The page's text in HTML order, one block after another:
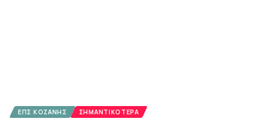
ΕΠΣ ΚΟΖΆΝΗΣ ΣΗΜΑΝΤΙΚΌΤΕΡΑ